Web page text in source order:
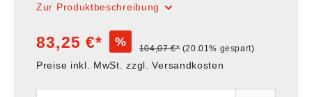
Zur Produktbeschreibung
83,25 €* % 104,07 €* (20.01% gespart)
Preise inkl. MwSt. zzgl. Versandkosten